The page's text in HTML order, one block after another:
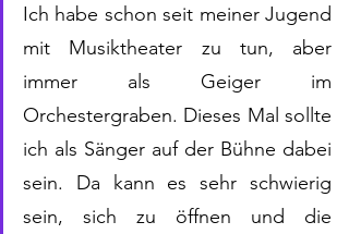
Ich habe schon seit meiner Jugend
mit Musiktheater zu tun, aber
immer als Geiger im
Orchestergraben. Dieses Mal sollte
ich als Sänger auf der Bühne dabei
sein. Da kann es sehr schwierig
sein, sich zu öffnen und die